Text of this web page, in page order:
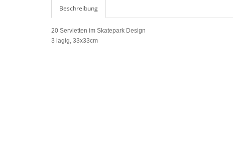
Beschreibung
20 Servietten im Skatepark Design
3 lagig, 33x33cm